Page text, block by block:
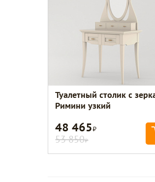
Туалетный столик с
Римини узкий
48 465Р
53 850Р